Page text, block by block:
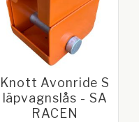
Knott Avonride S
läpvagnslås - SA
RACEN